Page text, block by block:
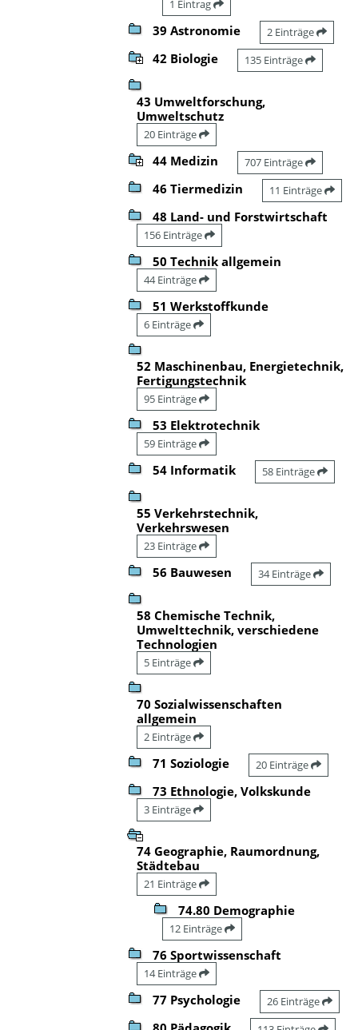
1 Eintrag
39 Astronomie 2 Einträge
42 Biologie 135 Einträge
43 Umweltforschung,
Umweltschutz
20 Einträge
44 Medizin 707 Einträge
46 Tiermedizin 11 Einträge
48 Land- und Forstwirtschaft
156 Einträge
50 Technik allgemein
44 Einträge
51 Werkstoffkunde
6 Einträge
52 Maschinenbau, Energietechnik,
Fertigungstechnik
95 Einträge
53 Elektrotechnik
59 Einträge
54 Informatik 58 Einträge
55 Verkehrstechnik,
Verkehrswesen
23 Einträge
56 Bauwesen 34 Einträge
58 Chemische Technik,
Umwelttechnik, verschiedene
Technologien
5 Einträge
70 Sozialwissenschaften
allgemein
2 Einträge
71 Soziologie 20 Einträge
73 Ethnologie, Volkskunde
3 Einträge
74 Geographie, Raumordnung,
Städtebau
21 Einträge
74.80 Demographie
12 Einträge
76 Sportwissenschaft
14 Einträge
77 Psychologie 26 Einträge